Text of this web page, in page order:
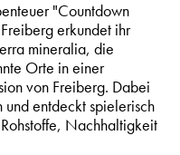
"Countdown
erkundet ihr
mineralia, die
Orte in einer
von Freiberg. Dabei
und entdeckt spielerisch
Nachhaltigkeit